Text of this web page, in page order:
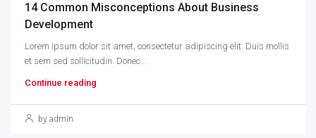
14 Common Misconceptions About Business
Development
Lorem ipsum dolor sit amet, consectetur adipiscing elit. Duis mollis
et sem sed sollicitudin. Donec...
Continue reading
by admin